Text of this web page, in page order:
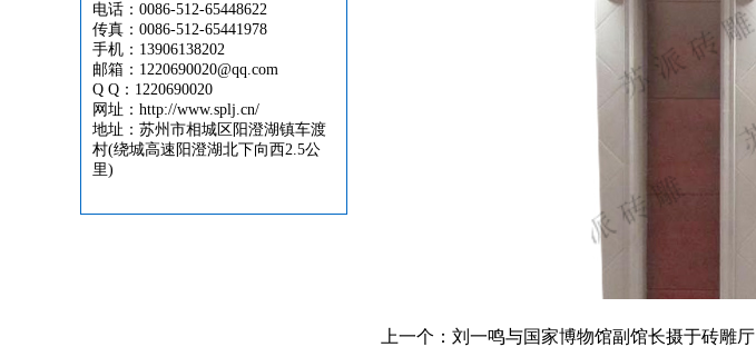
电话：0086-512-65448622
传真：0086-512-65441978
手机：13906138202
邮箱：1220690020@qq.com
Q Q：1220690020
网址：http://www.splj.cn/
地址：苏州市相城区阳澄湖镇车渡
村(绕城高速阳澄湖北下向西2.5公
里)
上一个： 刘一鸣与国家博物馆副馆长摄于砖雕厅